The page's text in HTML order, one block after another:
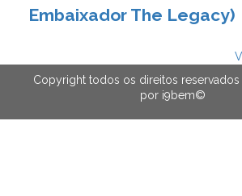
Embaixador The Legacy)
Copyright todos os direitos
por i9bem©